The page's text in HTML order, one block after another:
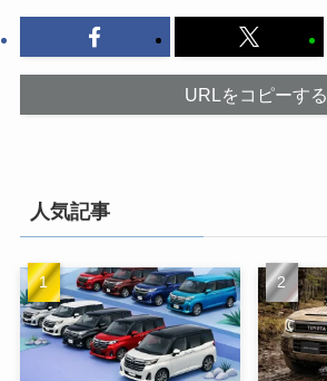
URLをコピーする
人気記事